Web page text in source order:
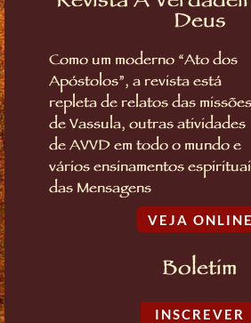
Deus
Como um moderno “Ato dos
Apóstolos”, a revista está
repleta de relatos das missões
de Vassula, outras atividades
de AVVD em todo o mundo e
vários ensinamentos
das Mensagens
VEJA ONLINE
Boletim
INSCREVER